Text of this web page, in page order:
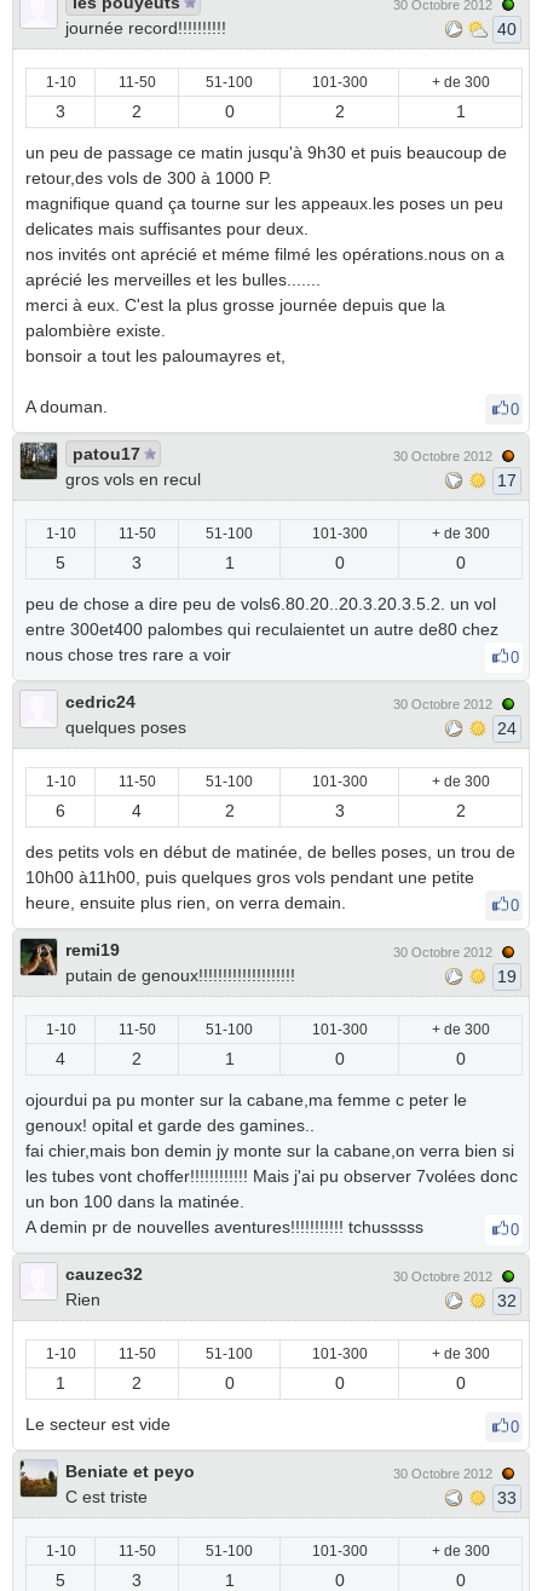
journée record!!!!!!!!!!
30 Octobre 2012
40
1-10 11-50 51-100 101-300 + de 300
3 2 0 2 1
un peu de passage ce matin jusqu'à 9h30 et puis beaucoup de
retour,des vols de 300 à 1000 P.
magnifique quand ça tourne sur les appeaux.les poses un peu
delicates mais suffisantes pour deux.
nos invités ont aprécié et méme filmé les opérations.nous on a
aprécié les merveilles et les bulles.......
merci à eux. C'est la plus grosse journée depuis que la
palombière existe.
bonsoir a tout les paloumayres et,
A douman. 0
patou17
gros vols en recul
30 Octobre 2012
17
1-10 11-50 51-100 101-300 + de 300
5 3 1 0 0
peu de chose a dire peu de vols6.80.20..20.3.20.3.5.2. un vol
entre 300et400 palombes qui reculaientet un autre de80 chez
nous chose tres rare a voir
0
cedric24
quelques poses
30 Octobre 2012
24
1-10 11-50 51-100 101-300 + de 300
6 4 2 3 2
des petits vols en début de matinée, de belles poses, un trou de
10h00 à11h00, puis quelques gros vols pendant une petite
heure, ensuite plus rien, on verra demain.
0
remi19
putain de genoux!!!!!!!!!!!!!!!!!!!!
30 Octobre 2012
19
1-10 11-50 51-100 101-300 + de 300
4 2 1 0 0
ojourdui pa pu monter sur la cabane,ma femme c peter le
genoux! opital et garde des gamines..
fai chier,mais bon demin jy monte sur la cabane,on verra bien si
les tubes vont choffer!!!!!!!!!!!! Mais j'ai pu observer 7volées donc
un bon 100 dans la matinée.
A demin pr de nouvelles aventures!!!!!!!!!!! tchusssss
0
cauzec32
Rien
30 Octobre 2012
32
1-10 11-50 51-100 101-300 + de 300
1 2 0 0 0
Le secteur est vide 0
Beniate et peyo
C est triste
30 Octobre 2012
33
1-10 11-50 51-100 101-300 + de 300
5 3 1 0 0